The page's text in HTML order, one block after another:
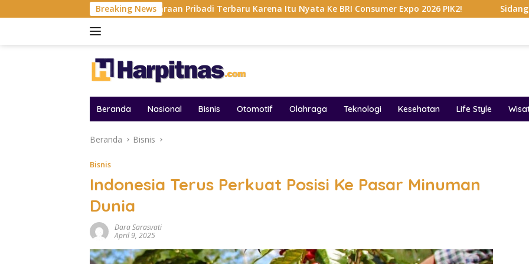
ke
Breaking News
dan Kendaraan Pribadi Terbaru Karena Itu Nyata Ke BRI Consumer Expo 2026 PIK2! Sidang Dakwaan Terbaru
Beranda Nasional Bisnis Otomotif Olahraga Teknologi Kesehatan Life Style
Beranda Bisnis
Bisnis
Indonesia Terus Perkuat Posisi Ke Pasar Minuman
Dunia
Dara Sarasvati
April 9, 2025